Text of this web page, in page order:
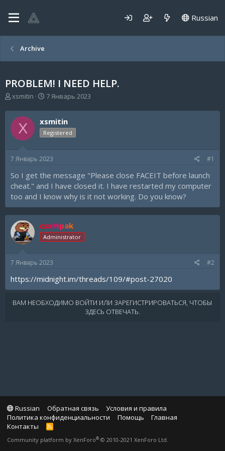
Russian
Archive
PROBLEM! I NEED HELP.
А
т
о
р
м
xsmitin
Д
т
а
н
а
а
7 Январь 2023
X xsmitin
Registered
7 Январь 2023 #1
So I get the message "Please close FACEIT before launch
cheat." and I have closed it. I have restarted my computer
too and I know why is it not working. Do you know?
csxMpak
Administrator
7 Январь 2023 #2
https://midnight.im/threads/109/#post-27020
ВАМ НЕОБХОДИМО ВОЙТИ ИЛИ ЗАРЕГИСТРИРОВАТЬСЯ, ЧТОБЫ
ЗДЕСЬ ОТВЕЧАТЬ.
Russian Обратная связь
Условия и правила
Политика конфиденциальности
Помощь
Главная
Контакты
R
S
Community platform by XenForo® © 2010-2021 XenForo Ltd.